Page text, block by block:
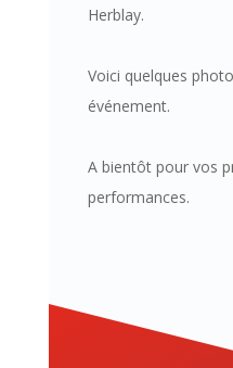
Herblay.
Voici quelques
événement.
A bientôt pour vos
performances.